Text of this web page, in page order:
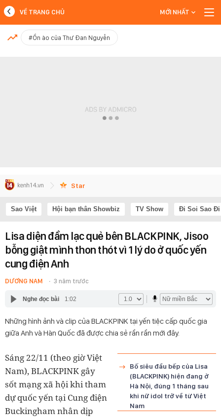
MỚI NHẤT
VỀ TRANG CHỦ MỚI NHẤT
#Ồn ào của Thư Đan Nguyễn
Star
Sao Việt Hội bạn thân Showbiz TV Show Đi Soi Sao Đi
Lisa diện đầm lạc quẻ bên BLACKPINK, Jisoo
bỗng giật mình thon thót vì 1 lý do ở quốc yến
cung điện Anh
DƯƠNG NAM 3 năm trước
Nghe đọc bài 1:02
Những hình ảnh và clip của BLACKPINK tại yến tiệc cấp quốc gia
giữa Anh và Hàn Quốc đã được chia sẻ rần rần mới đây.
Bố siêu đầu bếp của Lisa
(BLACKPINK) hiện đang ở
Hà Nội, đúng 1 tháng sau
khi nữ idol trở về từ Việt
Nam
Sáng 22/11 (theo giờ Việt
Nam), BLACKPINK gây
sốt mạng xã hội khi tham
dự quốc yến tại Cung điện
Buckingham nhân dịp